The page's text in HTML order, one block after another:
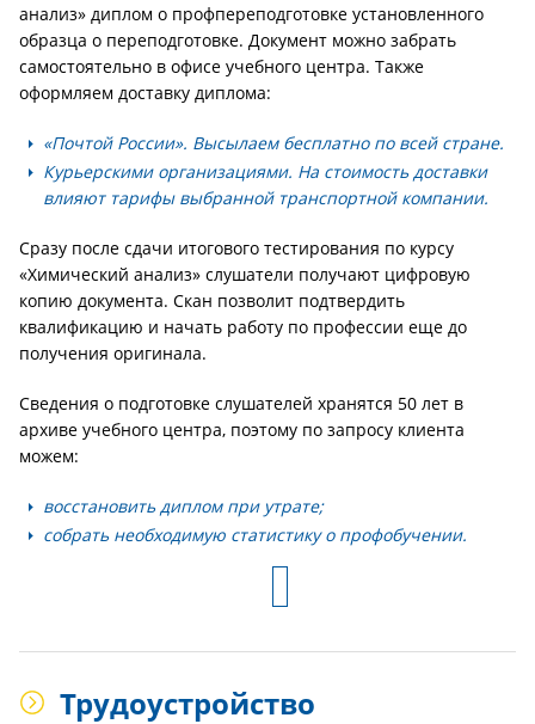
анализ» диплом о профпереподготовке установленного
образца о переподготовке. Документ можно забрать
самостоятельно в офисе учебного центра. Также
оформляем доставку диплома:
«Почтой России». Высылаем бесплатно по всей стране.
Курьерскими организациями. На стоимость доставки
влияют тарифы выбранной транспортной компании.
Сразу после сдачи итогового тестирования по курсу
«Химический анализ» слушатели получают цифровую
копию документа. Скан позволит подтвердить
квалификацию и начать работу по профессии еще до
получения оригинала.
Сведения о подготовке слушателей хранятся 50 лет в
архиве учебного центра, поэтому по запросу клиента
можем:
восстановить диплом при утрате;
собрать необходимую статистику о профобучении.
Трудоустройство